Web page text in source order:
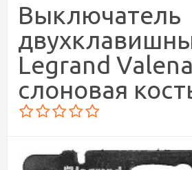
Выключатель
Legrand Valena
слоновая